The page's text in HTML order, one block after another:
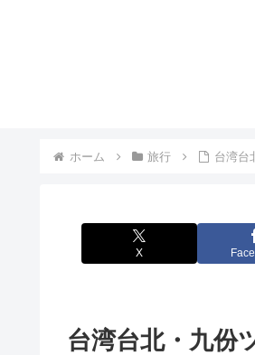
ホーム 旅行 台湾台
X
台湾台北・九份